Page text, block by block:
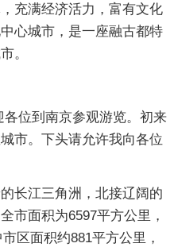
充满经济活力，富有文化
心城市，是一座融古都特
。
位到南京参观游览。初来
市。下头请允许我向各位
长江三角洲，北接辽阔的
市面积为6597平方公里，
区面积约881平方公里，